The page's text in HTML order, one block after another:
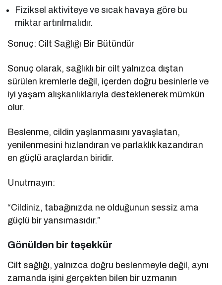
Fiziksel aktiviteye ve sıcak havaya göre bu
miktar artırılmalıdır.
Sonuç: Cilt Sağlığı Bir Bütündür
Sonuç olarak, sağlıklı bir cilt yalnızca dıştan
sürülen kremlerle değil, içerden doğru besinlerle ve
iyi yaşam alışkanlıklarıyla desteklenerek mümkün
olur.
Beslenme, cildin yaşlanmasını yavaşlatan,
yenilenmesini hızlandıran ve parlaklık kazandıran
en güçlü araçlardan biridir.
Unutmayın:
“Cildiniz, tabağınızda ne olduğunun sessiz ama
güçlü bir yansımasıdır.”
Gönülden bir teşekkür
Cilt sağlığı, yalnızca doğru beslenmeyle değil, aynı
zamanda işini gerçekten bilen bir uzmanın